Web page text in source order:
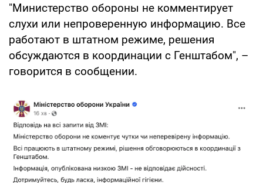
"Министерство обороны не комментирует
слухи или непроверенную информацию. Все
работают в штатном режиме, решения
обсуждаются в координации с Генштабом", –
говорится в сообщении.